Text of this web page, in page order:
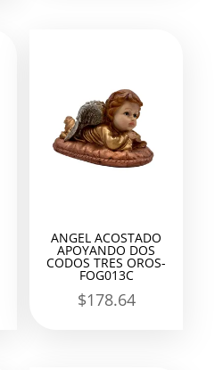
ANGEL ACOSTADO
APOYANDO DOS
CODOS TRES OROS-
FOG013C
$178.64